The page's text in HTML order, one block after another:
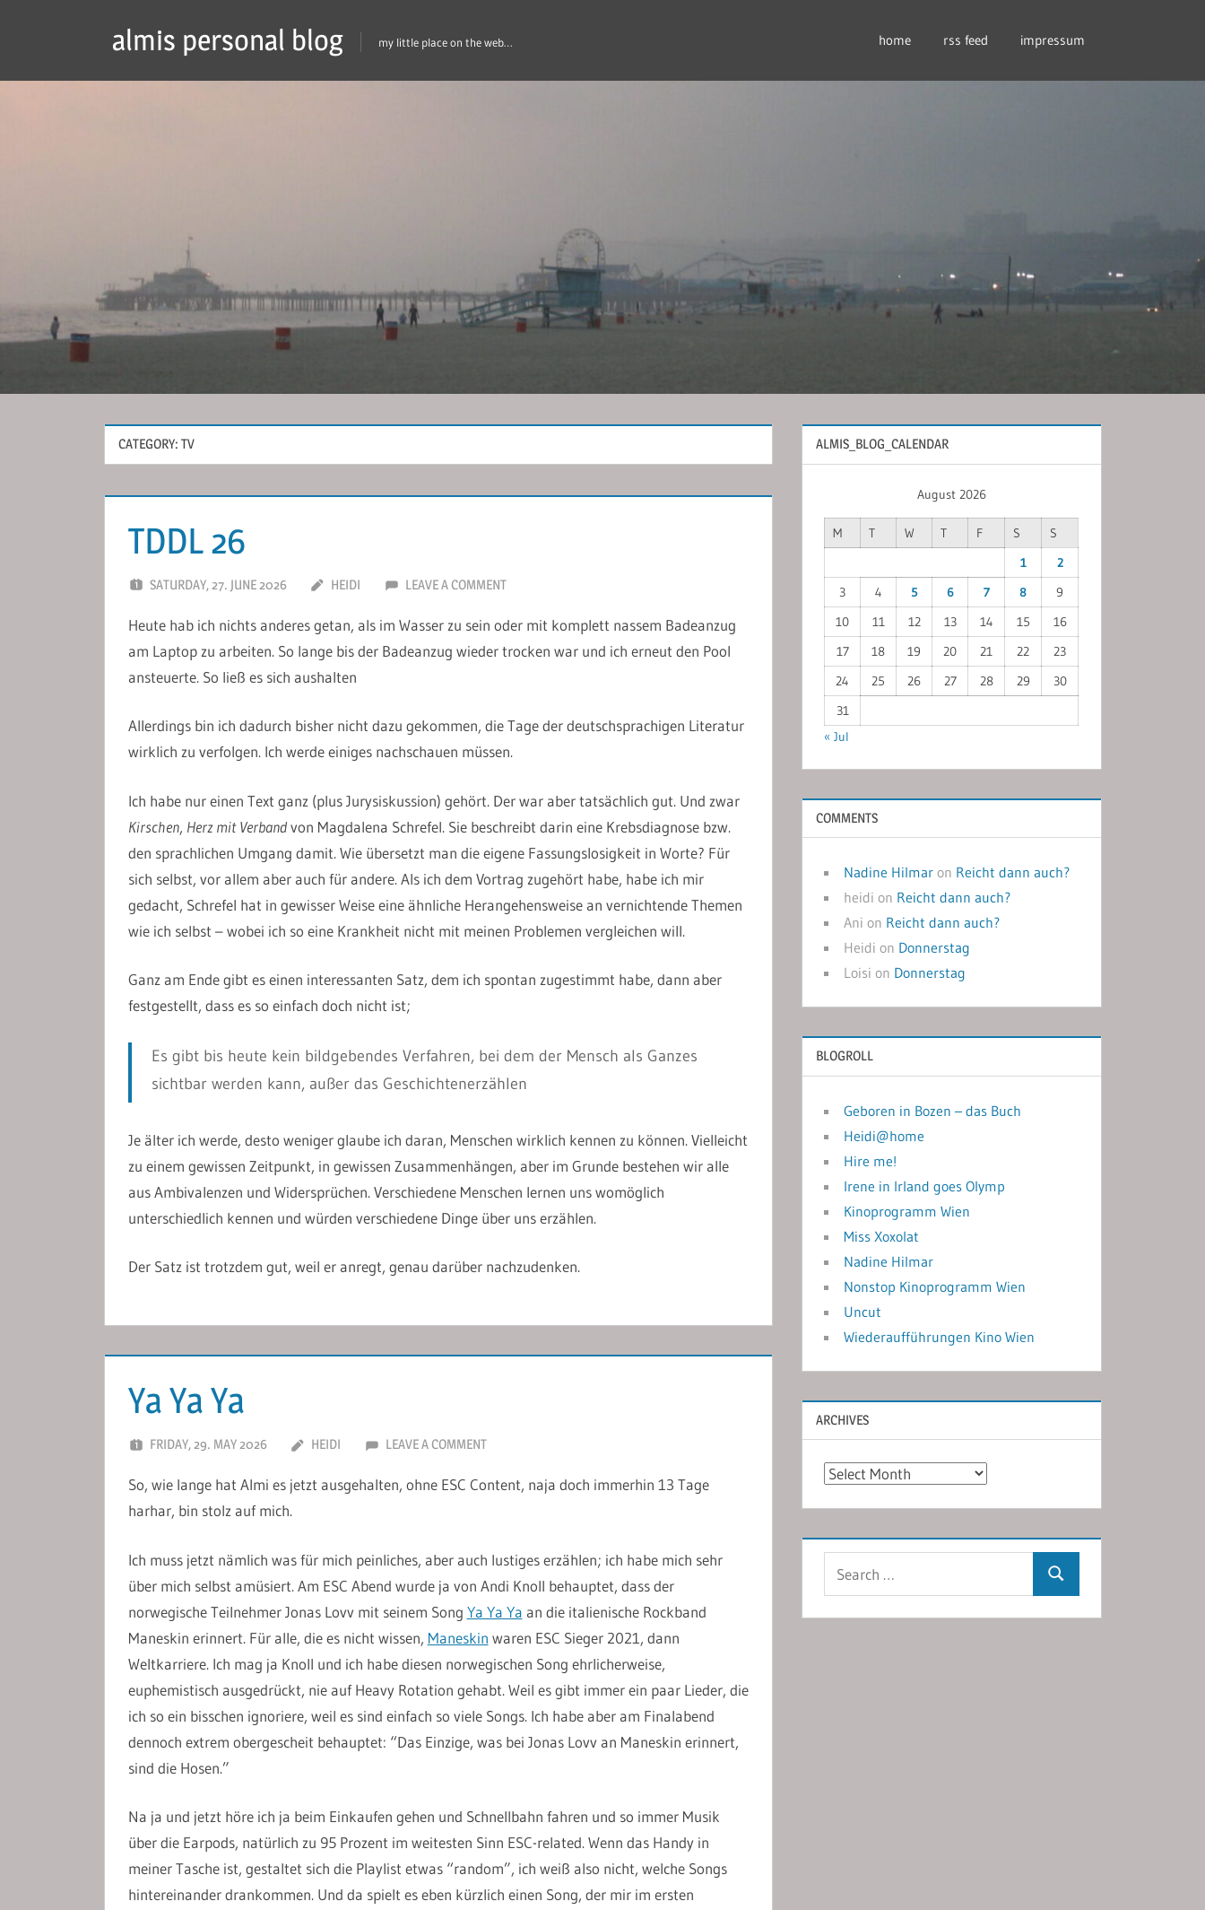
almis personal blog my little place on the web… home rss feed impressum
CATEGORY: TV
TDDL 26
SATURDAY, 27. JUNE 2026 HEIDI LEAVE A COMMENT
Heute hab ich nichts anderes getan, als im Wasser zu sein oder mit komplett nassem Badeanzug
am Laptop zu arbeiten. So lange bis der Badeanzug wieder trocken war und ich erneut den Pool
ansteuerte. So ließ es sich aushalten
Allerdings bin ich dadurch bisher nicht dazu gekommen, die Tage der deutschsprachigen Literatur
wirklich zu verfolgen. Ich werde einiges nachschauen müssen.
Ich habe nur einen Text ganz (plus Jurysiskussion) gehört. Der war aber tatsächlich gut. Und zwar
Kirschen, Herz mit Verbandvon Magdalena Schrefel. Sie beschreibt darin eine Krebsdiagnose bzw.
den sprachlichen Umgang damit. Wie übersetzt man die eigene Fassungslosigkeit in Worte? Für
sich selbst, vor allem aber auch für andere. Als ich dem Vortrag zugehört habe, habe ich mir
gedacht, Schrefel hat in gewisser Weise eine ähnliche Herangehensweise an vernichtende Themen
wie ich selbst – wobei ich so eine Krankheit nicht mit meinen Problemen vergleichen will.
Ganz am Ende gibt es einen interessanten Satz, dem ich spontan zugestimmt habe, dann aber
festgestellt, dass es so einfach doch nicht ist;
Es gibt bis heute kein bildgebendes Verfahren, bei dem der Mensch als Ganzes
sichtbar werden kann, außer das Geschichtenerzählen
Je älter ich werde, desto weniger glaube ich daran, Menschen wirklich kennen zu können. Vielleicht
zu einem gewissen Zeitpunkt, in gewissen Zusammenhängen, aber im Grunde bestehen wir alle
aus Ambivalenzen und Widersprüchen. Verschiedene Menschen lernen uns womöglich
unterschiedlich kennen und würden verschiedene Dinge über uns erzählen.
Der Satz ist trotzdem gut, weil er anregt, genau darüber nachzudenken.
Ya Ya Ya
FRIDAY, 29. MAY 2026 HEIDI LEAVE A COMMENT
So, wie lange hat Almi es jetzt ausgehalten, ohne ESC Content, naja doch immerhin 13 Tage
harhar, bin stolz auf mich.
Ich muss jetzt nämlich was für mich peinliches, aber auch lustiges erzählen; ich habe mich sehr
über mich selbst amüsiert. Am ESC Abend wurde ja von Andi Knoll behauptet, dass der
norwegische Teilnehmer Jonas Lovv mit seinem Song Ya Ya Ya an die italienische Rockband
Maneskin erinnert. Für alle, die es nicht wissen, Maneskin waren ESC Sieger 2021, dann
Weltkarriere. Ich mag ja Knoll und ich habe diesen norwegischen Song ehrlicherweise,
euphemistisch ausgedrückt, nie auf Heavy Rotation gehabt. Weil es gibt immer ein paar Lieder, die
ich so ein bisschen ignoriere, weil es sind einfach so viele Songs. Ich habe aber am Finalabend
dennoch extrem obergescheit behauptet: “Das Einzige, was bei Jonas Lovv an Maneskin erinnert,
sind die Hosen.”
Na ja und jetzt höre ich ja beim Einkaufen gehen und Schnellbahn fahren und so immer Musik
über die Earpods, natürlich zu 95 Prozent im weitesten Sinn ESC-related. Wenn das Handy in
meiner Tasche ist, gestaltet sich die Playlist etwas “random”, ich weiß also nicht, welche Songs
hintereinander drankommen. Und da spielt es eben kürzlich einen Song, der mir im ersten
ALMIS_BLOG_CALENDAR
August 2026
M T W T F S
S
1
2
3
4 5 6 7 8
9
10
11 12 13 14 15
16
17
18 19 20 21 22
23
24
25 26 27 28 29
30
31
« Jul
COMMENTS
Nadine Hilmar on Reicht dann auch?
heidi on Reicht dann auch?
Ani on Reicht dann auch?
Heidi on Donnerstag
Loisi on Donnerstag
BLOGROLL
Geboren in Bozen – das Buch
Heidi@home
Hire me!
Irene in Irland goes Olymp
Kinoprogramm Wien
Miss Xoxolat
Nadine Hilmar
Nonstop Kinoprogramm Wien
Uncut
Wiederaufführungen Kino Wien
ARCHIVES
Archives
Search